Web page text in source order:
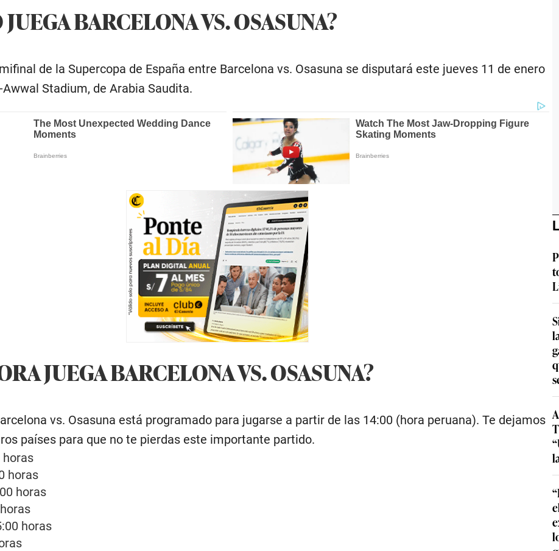
BARCELONA VS. OSASUNA?
de la Supercopa de España entre Barcelona vs. Osasuna se disputará este jueves 11 de enero
Stadium, de Arabia Saudita.
JUEGA BARCELONA VS. OSASUNA?
vs. Osasuna está programado para jugarse a partir de las 14:00 (hora peruana). Te dejamos
países para que no te pierdas este importante partido.
horas
horas
horas
horas